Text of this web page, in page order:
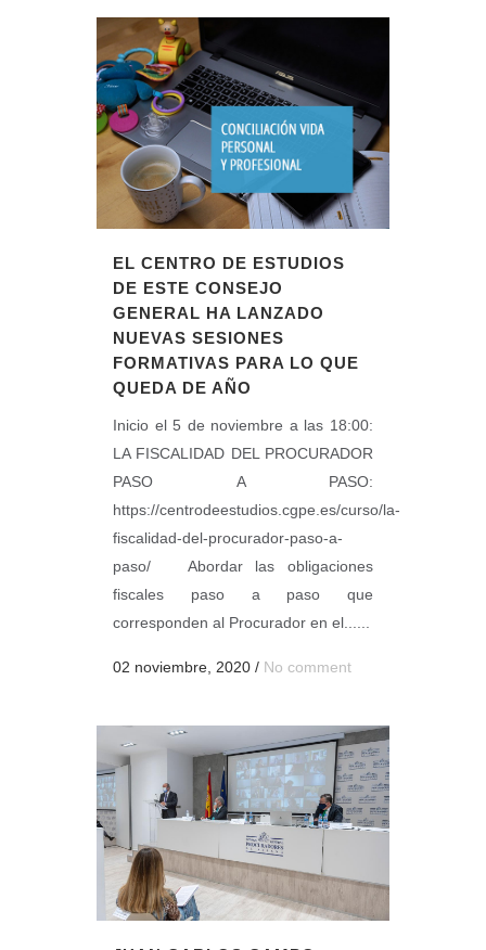
EL CENTRO DE ESTUDIOS
DE ESTE CONSEJO
GENERAL HA LANZADO
NUEVAS SESIONES
FORMATIVAS PARA LO QUE
QUEDA DE AÑO
Inicio el 5 de noviembre a las 18:00:
LA FISCALIDAD DEL PROCURADOR
PASO A PASO:
https://centrodeestudios.cgpe.es/curso/la-
fiscalidad-del-procurador-paso-a-
paso/ Abordar las obligaciones
fiscales paso a paso que
corresponden al Procurador en el......
02 noviembre, 2020 / No comment